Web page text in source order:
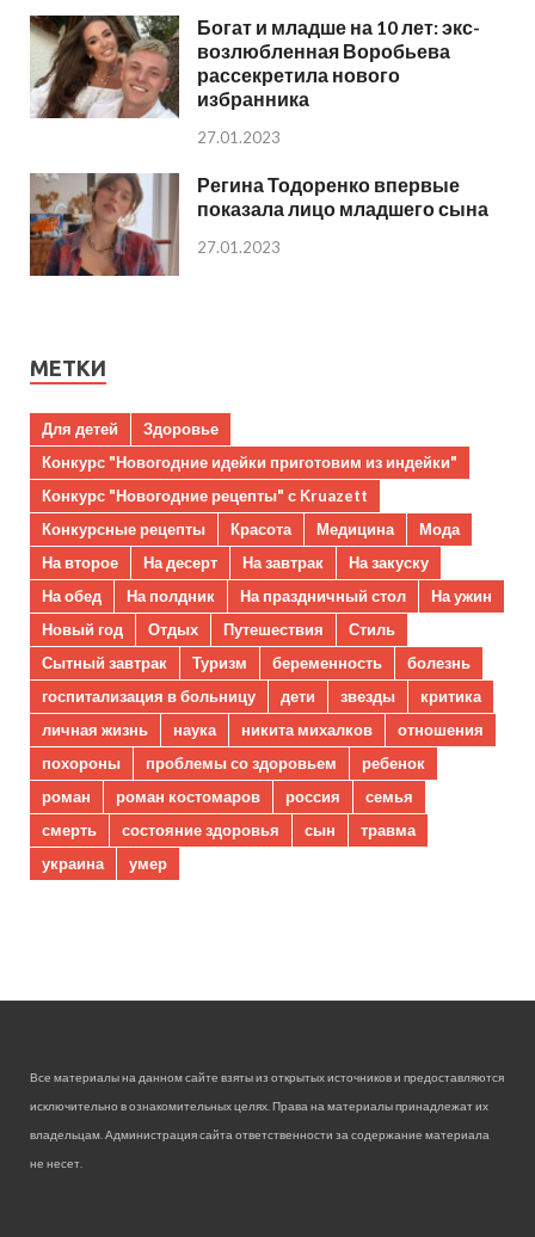
Богат и младше на 10 лет: экс-
возлюбленная Воробьева
рассекретила нового
избранника
27.01.2023
Регина Тодоренко впервые
показала лицо младшего сына
27.01.2023
МЕТКИ
Для детей
Здоровье
Конкурс "Новогодние идейки приготовим из индейки"
Конкурс "Новогодние рецепты" с Kruazett
Конкурсные рецепты
Красота Медицина
Мода
На второе
На десерт На завтрак
На закуску
На обед
На полдник На праздничный стол
На ужин
Новый год
Отдых Путешествия
Стиль
Сытный завтрак
Туризм беременность
болезнь
госпитализация в больницу
дети звезды
критика
личная жизнь
наука никита михалков
отношения
похороны
проблемы со здоровьем
ребенок
роман
роман костомаров россия
семья
смерть
состояние здоровья сын
травма
украина
умер
Все материалы на данном сайте взяты из открытых источников и предоставляются
исключительно в ознакомительных целях. Права на материалы принадлежат их
владельцам. Администрация сайта ответственности за содержание материала
не несет.